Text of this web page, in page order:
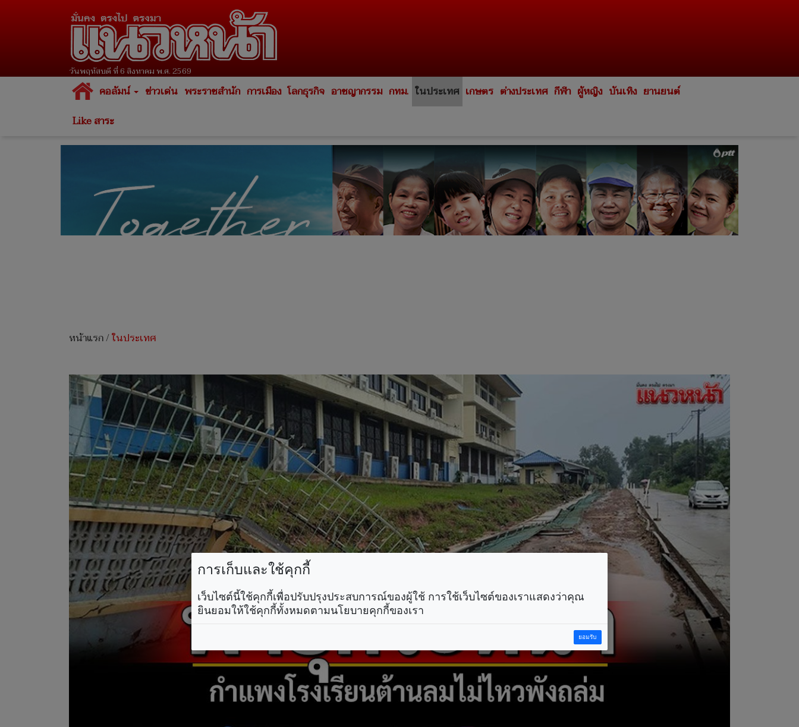
วันพฤหัสบดี ที่ 6 สิงหาคม พ.ศ. 2569
คอลัมน์ ข่าวเด่น พระราชสำนัก การเมือง โลกธุรกิจ อาชญากรรม กทม. ในประเทศ เกษตร ต่างประเทศ กีฬา ผู้หญิง บันเทิง ยานยนต์
Like สาระ
หน้าแรก/ในประเทศ
การเก็บและใช้คุกกี้
เว็บไซต์นี้ใช้คุกกี้เพื่อปรับปรุงประสบการณ์ของผู้ใช้ การใช้เว็บไซต์ของเราแสดงว่าคุณ
ยินยอมให้ใช้คุกกี้ทั้งหมดตามนโยบายคุกกี้ของเรา
ยอมรับ